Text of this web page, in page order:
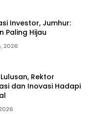
Investor, Jumhur:
Paling Hijau
2026
Rektor
dan Inovasi Hadapi